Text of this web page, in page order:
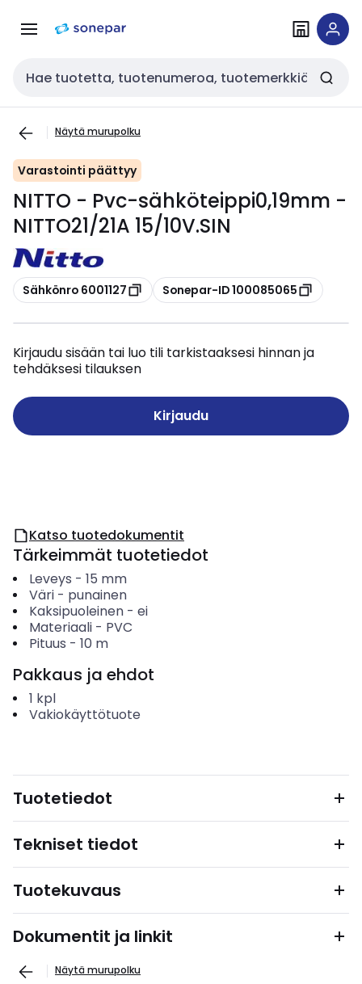
navigointiinsisältöön
Haku
Näytä murupolku
Varastointi päättyy
NITTO - Pvc-sähköteippi0,19mm -
NITTO21/21A 15/10V.SIN
Kopioi
Sähkönro 6001127 Kopioi
Sonepar-ID 100085065
Kirjaudu sisään tai luo tili tarkistaaksesi hinnan ja
tehdäksesi tilauksen
Kirjaudu
Katso tuotedokumentit
Tärkeimmät tuotetiedot
Leveys - 15 mm
Väri- punainen
Kaksipuoleinen- ei
Materiaali- PVC
Pituus - 10 m
Pakkaus ja ehdot
1 kpl
Vakiokäyttötuote
Tuotetiedot
Tekniset tiedot
Tuotekuvaus
Dokumentit ja linkit
Näytä murupolku